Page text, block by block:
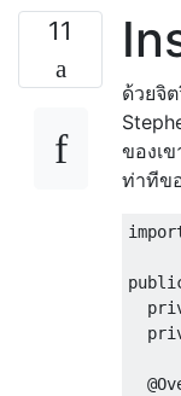
11
ด้วยจิ
ของเ
ท่าทีข